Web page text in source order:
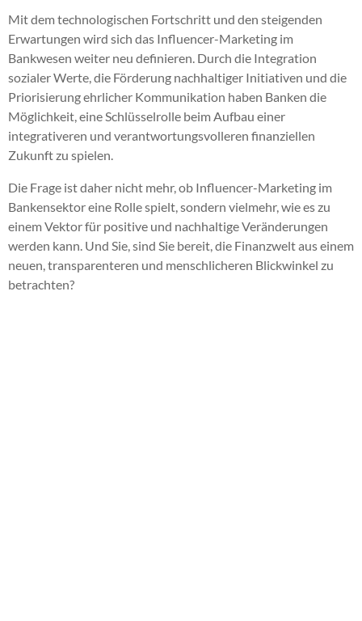
Mit dem technologischen Fortschritt und den steigenden
Erwartungen wird sich das Influencer-Marketing im
Bankwesen weiter neu definieren. Durch die Integration
sozialer Werte, die Förderung nachhaltiger Initiativen und die
Priorisierung ehrlicher Kommunikation haben Banken die
Möglichkeit, eine Schlüsselrolle beim Aufbau einer
integrativeren und verantwortungsvolleren finanziellen
Zukunft zu spielen.
Die Frage ist daher nicht mehr, ob Influencer-Marketing im
Bankensektor eine Rolle spielt, sondern vielmehr, wie es zu
einem Vektor für positive und nachhaltige Veränderungen
werden kann. Und Sie, sind Sie bereit, die Finanzwelt aus einem
neuen, transparenteren und menschlicheren Blickwinkel zu
betrachten?